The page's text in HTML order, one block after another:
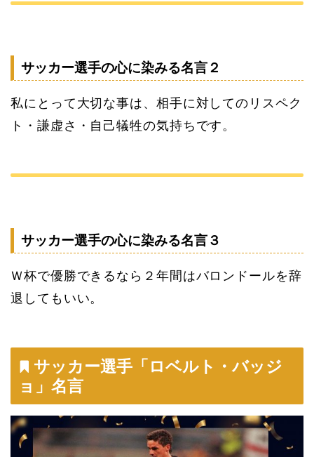
サッカー選手の心に染みる名言２
私にとって大切な事は、相手に対してのリスペク
ト・謙虚さ・自己犠牲の気持ちです。
サッカー選手の心に染みる名言３
Ｗ杯で優勝できるなら２年間はバロンドールを辞
退してもいい。
サッカー選手「ロベルト・バッジ
ョ」名言